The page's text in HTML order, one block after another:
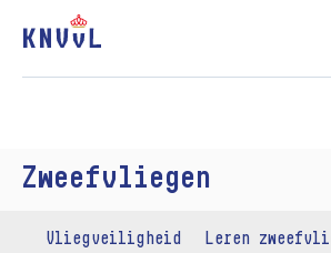
Zweefvliegen
Vliegveiligheid Leren